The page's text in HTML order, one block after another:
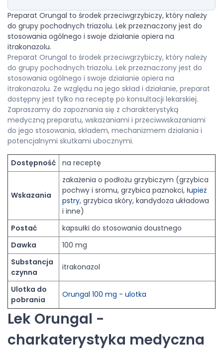
Preparat Orungal to środek przeciwgrzybiczy, który należy
do grupy pochodnych triazolu. Lek przeznaczony jest do
stosowania ogólnego i swoje działanie opiera na
itrakonazolu.
Preparat Orungal to środek przeciwgrzybiczy, który należy
do grupy pochodnych triazolu. Lek przeznaczony jest do
stosowania ogólnego i swoje działanie opiera na
itrakonazolu. Ze względu na jego skład i działanie, preparat
dostępny jest tylko na receptę po konsultacji lekarskiej.
Zapraszamy do zapoznania się z charakterystyką
medyczną preparatu, wskazaniami i przeciwwskazaniami
do jego stosowania, składem, mechanizmem działania i
potencjalnymi skutkami ubocznymi.
Dostępność na receptę
Wskazania
zakażenia o podłożu grzybiczym (grzybica
pochwy i sromu, grzybica paznokci, łupież
pstry, grzybica skóry, kandydoza układowa
i inne)
Postać
kapsułki do stosowania doustnego
Dawka
100 mg
Substancja
czynna
itrakonazol
Ulotka do
pobrania
Orungal 100 mg - ulotka
Lek Orungal -
charkaterystyka medyczna